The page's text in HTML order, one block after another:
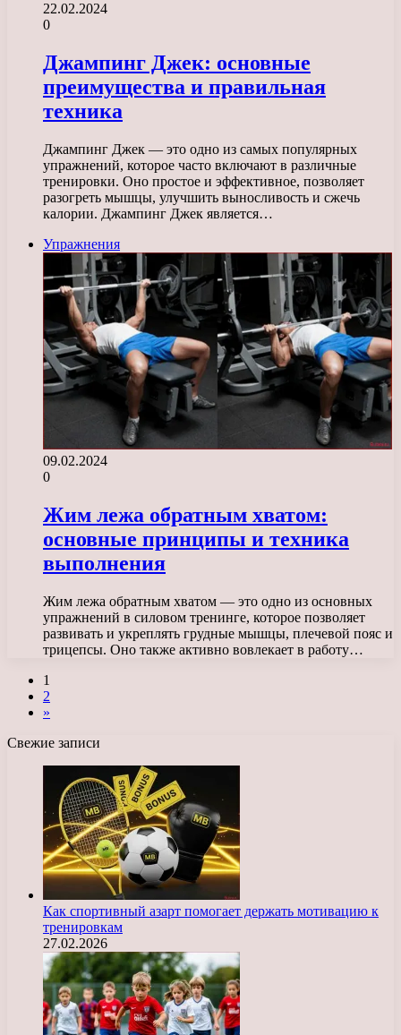
22.02.2024
0
Джампинг Джек: основные
преимущества и правильная
техника
Джампинг Джек — это одно из самых популярных
упражнений, которое часто включают в различные
тренировки. Оно простое и эффективное, позволяет
разогреть мышцы, улучшить выносливость и сжечь
калории. Джампинг Джек является…
Упражнения
09.02.2024
0
Жим лежа обратным хватом:
основные принципы и техника
выполнения
Жим лежа обратным хватом — это одно из основных
упражнений в силовом тренинге, которое позволяет
развивать и укреплять грудные мышцы, плечевой пояс и
трицепсы. Оно также активно вовлекает в работу…
1
2
»
Свежие записи
Как спортивный азарт помогает держать мотивацию к
тренировкам
27.02.2026